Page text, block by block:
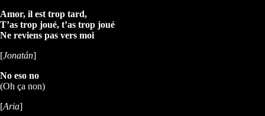
Amor, il est trop tard,
T’as trop joué, t’as trop joué
Ne reviens pas vers moi
[Jonatán]
No eso no
(Oh ça non)
[Aria]